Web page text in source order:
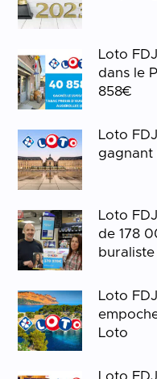
Loto
dans le
858€
Loto
gagnant
Loto
de 178
buraliste
Loto
Loto
Loto